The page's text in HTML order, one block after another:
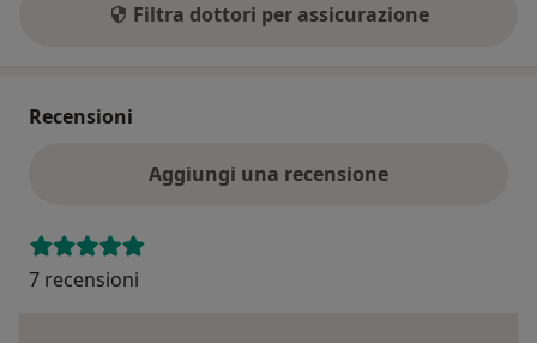
Filtra dottori per assicurazione
Recensioni
Aggiungi una recensione
7 recensioni